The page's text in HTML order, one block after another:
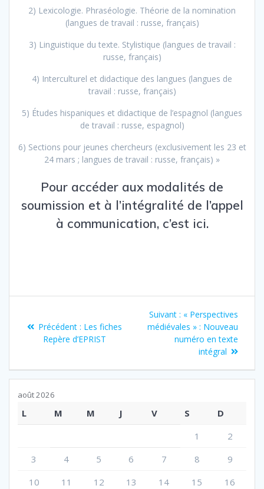
2) Lexicologie. Phraséologie. Théorie de la nomination
(langues de travail : russe, français)
3) Linguistique du texte. Stylistique (langues de travail :
russe, français)
4) Interculturel et didactique des langues (langues de
travail : russe, français)
5) Études hispaniques et didactique de l’espagnol (langues
de travail : russe, espagnol)
6) Sections pour jeunes chercheurs (exclusivement les 23 et
24 mars ; langues de travail : russe, français) »
Pour accéder aux modalités de
soumission et à l’intégralité de l’appel
à communication, c’est ici.
de Précédent : Article
précédent
Les fiches
Repère d’EPRIST
Suivant : Article
suivant
:
« Perspectives
médiévales » : Nouveau
numéro en texte
intégral
août 2026
L M M J V S
D
1
2
3
4 5 6 7 8
9
10
11 12 13 14 15 16